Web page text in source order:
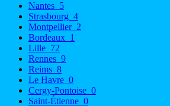
Nantes 5
Strasbourg 4
Montpellier 2
Bordeaux 1
Lille 72
Rennes 9
Reims 8
Le Havre 0
Cergy-Pontoise 0
Saint-Étienne 0